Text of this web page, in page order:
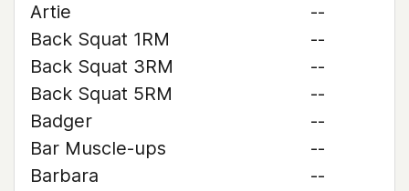
Artie
--
Back Squat 1RM
--
Back Squat 3RM
--
Back Squat 5RM
--
Badger
--
Bar Muscle-ups
--
Barbara
--